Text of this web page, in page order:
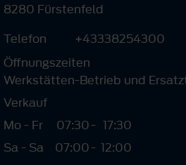
8280 Fürstenfeld
Telefon
+43338254300
Öffnungszeiten
Werkstätten-Betrieb und
Verkauf
Mo - Fr
07:30- 17:30
Sa - Sa
07:00- 12:00